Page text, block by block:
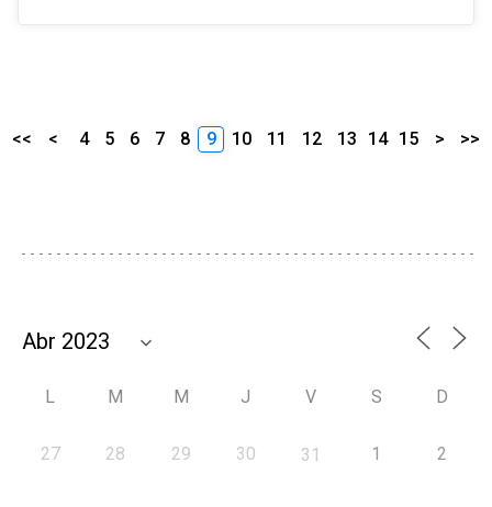
<< < 4 5 6 7 8 9 10 11 12 13 14 15 > >>
L M M J V S D
27 28 29 30 31 1 2